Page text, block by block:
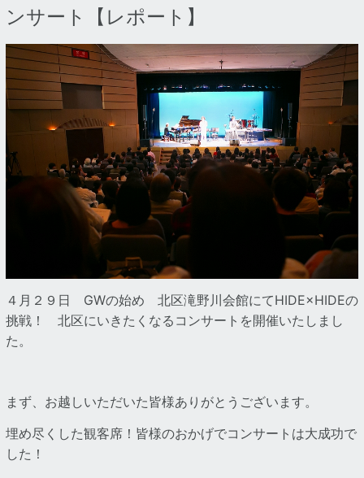
ンサート【レポート】
４月２９日 GWの始め 北区滝野川会館にてHIDE×HIDEの
挑戦！ 北区にいきたくなるコンサートを開催いたしまし
た。
まず、お越しいただいた皆様ありがとうございます。
埋め尽くした観客席！皆様のおかげでコンサートは大成功で
した！